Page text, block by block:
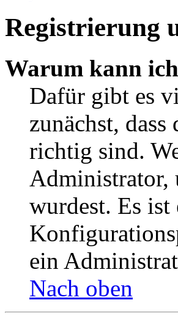
Registrierung
Warum kann
Dafür gibt es
zunächst,
richtig sind.
Administrator,
wurdest. Es
ein
Nach oben